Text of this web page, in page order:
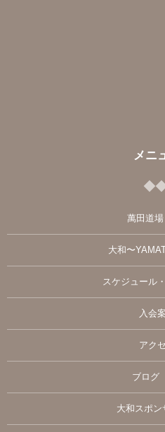
メニ
萬田道場
大和〜
スケジュール
入会
アク
ブログ
大和スポン